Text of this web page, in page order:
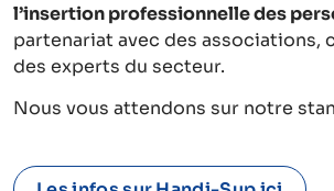
l’insertion professionnelle des
partenariat avec des associations,
des experts du secteur.
Nous vous attendons sur notre